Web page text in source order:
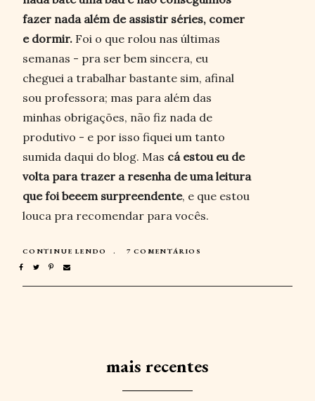
fazer nada além de assistir séries, comer
e dormir. Foi o que rolou nas últimas
semanas - pra ser bem sincera, eu
cheguei a trabalhar bastante sim, afinal
sou professora; mas para além das
minhas obrigações, não fiz nada de
produtivo - e por isso fiquei um tanto
sumida daqui do blog. Mas cá estou eu de
volta para trazer a resenha de uma leitura
que foi beeem surpreendente, e que estou
louca pra recomendar para vocês.
CONTINUE LENDO 7 COMENTÁRIOS
mais recentes